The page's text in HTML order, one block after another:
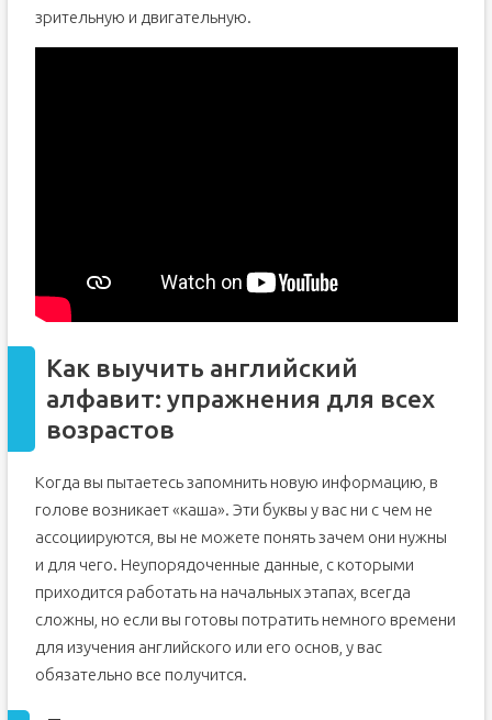
зрительную и двигательную.
Как выучить английский
алфавит: упражнения для всех
возрастов
Когда вы пытаетесь запомнить новую информацию, в
голове возникает «каша». Эти буквы у вас ни с чем не
ассоциируются, вы не можете понять зачем они нужны
и для чего. Неупорядоченные данные, с которыми
приходится работать на начальных этапах, всегда
сложны, но если вы готовы потратить немного времени
для изучения английского или его основ, у вас
обязательно все получится.